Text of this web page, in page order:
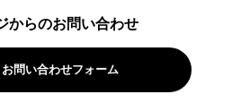
からのお問い合わせ
問い合わせフォーム